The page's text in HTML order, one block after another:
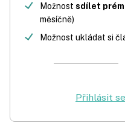
Možnost sdílet
měsíčně)
Možnost ukládat si
Přihlásit